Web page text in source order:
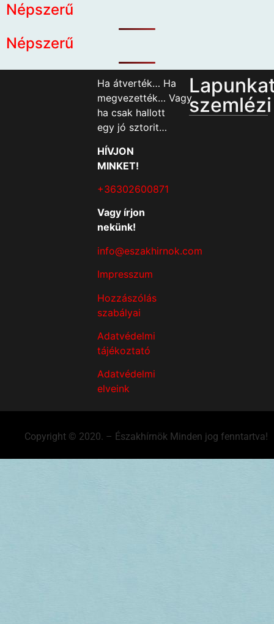
Népszerű
Népszerű
Ha átverték… Ha
megvezették… Vagy
ha csak hallott
egy jó sztorit…
HÍVJON
MINKET!
+36302600871
Vagy írjon
nekünk!
info@eszakhirnok.com
Impresszum
Hozzászólás
szabályai
Adatvédelmi
tájékoztató
Adatvédelmi
elveink
szemlézi
Copyright © 2020. – Északhírnök Minden jog fenntartva!